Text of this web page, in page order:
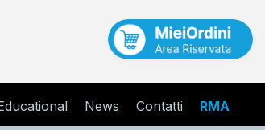
News Contatti RMA